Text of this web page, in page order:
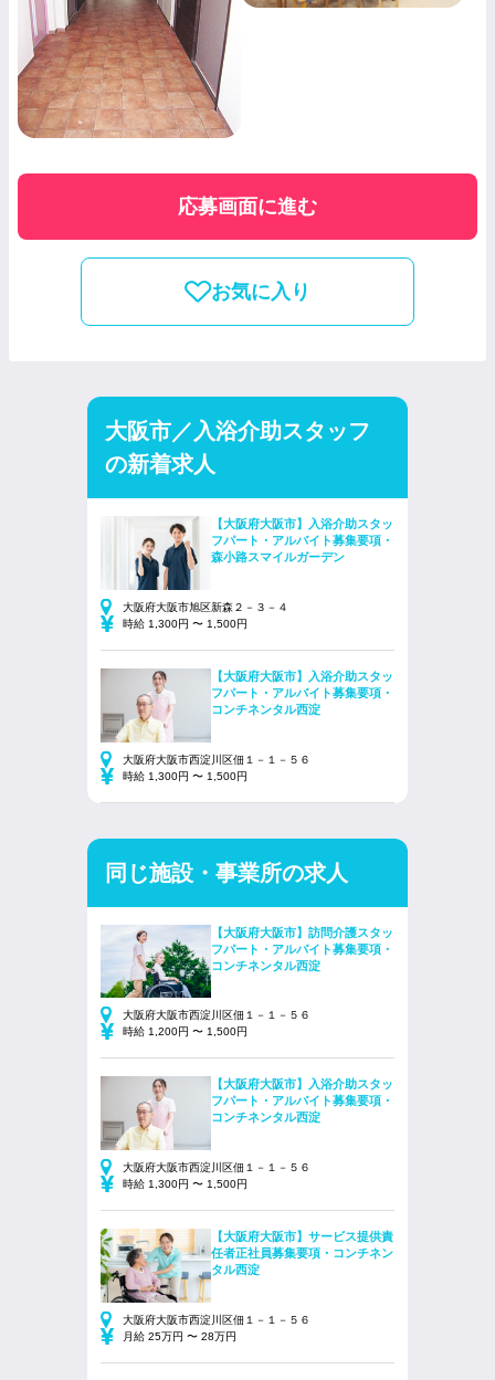
応募画面に進む
お気に入り
大阪市／入浴介助スタッフ
の新着求人
【大阪府大阪市】入浴介助スタッ
フパート・アルバイト募集要項・
森小路スマイルガーデン
大阪府大阪市旭区新森２－３－４
時給 1,300円 〜 1,500円
【大阪府大阪市】入浴介助スタッ
フパート・アルバイト募集要項・
コンチネンタル西淀
大阪府大阪市西淀川区佃１－１－５６
時給 1,300円 〜 1,500円
同じ施設・事業所の求人
【大阪府大阪市】訪問介護スタッ
フパート・アルバイト募集要項・
コンチネンタル西淀
大阪府大阪市西淀川区佃１－１－５６
時給 1,200円 〜 1,500円
【大阪府大阪市】入浴介助スタッ
フパート・アルバイト募集要項・
コンチネンタル西淀
大阪府大阪市西淀川区佃１－１－５６
時給 1,300円 〜 1,500円
【大阪府大阪市】サービス提供責
任者正社員募集要項・コンチネン
タル西淀
大阪府大阪市西淀川区佃１－１－５６
月給 25万円 〜 28万円